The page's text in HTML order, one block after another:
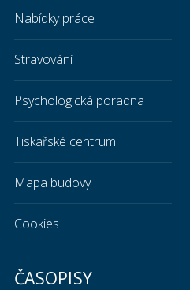
Nabídky práce
Stravování
Psychologická poradna
Tiskařské centrum
Mapa budovy
Cookies
ČASOPISY